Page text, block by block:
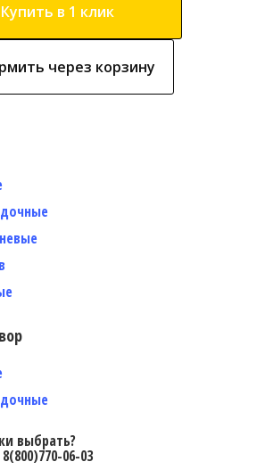
Купить в 1 клик
через корзину
выбрать?
06-03